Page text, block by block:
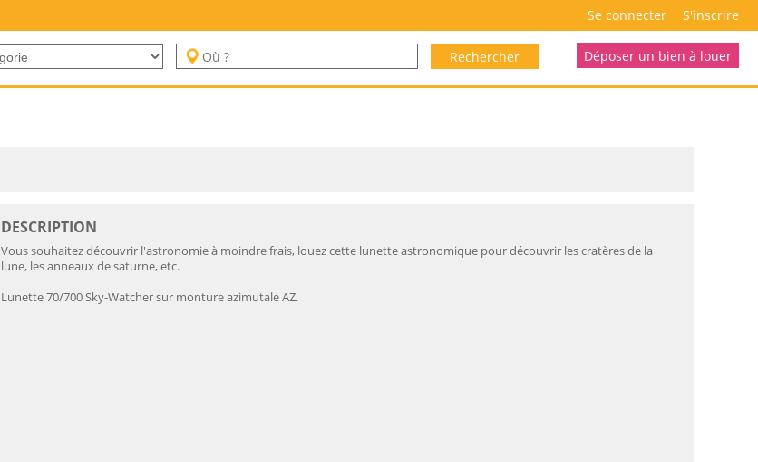
Se connecter S'inscrire
Rechercher Déposer un bien à louer
DESCRIPTION
Vous souhaitez découvrir l'astronomie à moindre frais, louez cette lunette astronomique pour découvrir les cratères de la
lune, les anneaux de saturne, etc.
Lunette 70/700 Sky-Watcher sur monture azimutale AZ.